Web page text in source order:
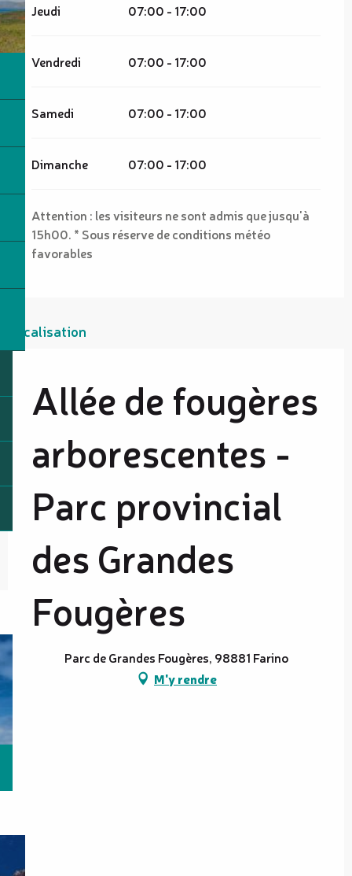
Jeudi 07:00 - 17:00
Vendredi 07:00 - 17:00
Samedi 07:00 - 17:00
Dimanche 07:00 - 17:00
Attention : les visiteurs ne sont admis que jusqu'à
15h00. * Sous réserve de conditions météo
favorables
Localisation
Allée de fougères
arborescentes -
Parc provincial
des Grandes
Fougères
Parc de Grandes Fougères, 98881 Farino
M'y rendre